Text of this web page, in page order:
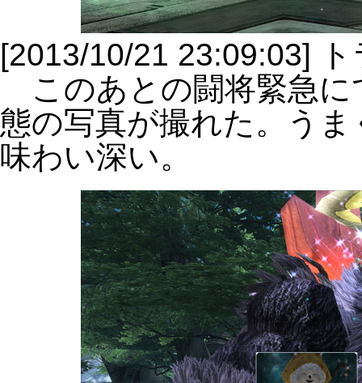
[2013/10/21 23:09:03]
このあとの闘将緊急に
態の写真が撮れた。う
味わい深い。